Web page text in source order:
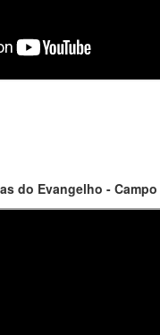
do Evangelho -